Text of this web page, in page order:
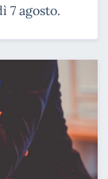
7 agosto.